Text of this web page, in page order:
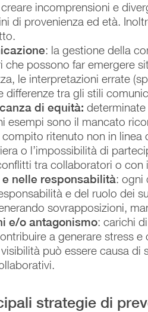
incomprensioni e
di provenienza ed età.
: la gestione della
che possono far emergere
le interpretazioni errate
differenze tra gli stili
di equità:
esempi sono il mancato
compito ritenuto non in
o l’impossibilità di
tra collaboratori o con
nelle responsabilità: ogni
e del ruolo dei
sovrapposizioni,
e/o antagonismo: carichi
a generare stress
può essere causa
strategie di